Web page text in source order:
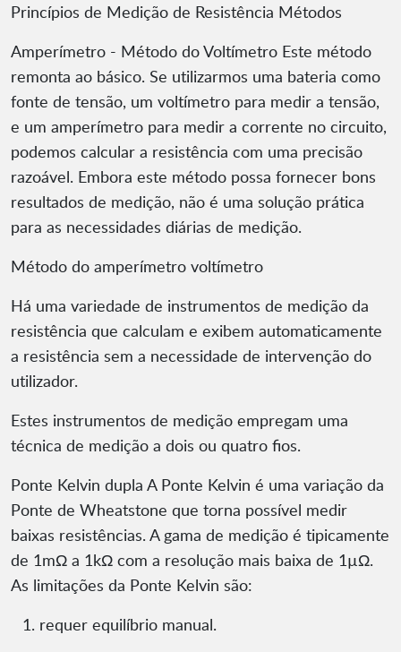
Princípios de Medição de Resistência Métodos
Amperímetro - Método do Voltímetro Este método
remonta ao básico. Se utilizarmos uma bateria como
fonte de tensão, um voltímetro para medir a tensão,
e um amperímetro para medir a corrente no circuito,
podemos calcular a resistência com uma precisão
razoável. Embora este método possa fornecer bons
resultados de medição, não é uma solução prática
para as necessidades diárias de medição.
Método do amperímetro voltímetro
Há uma variedade de instrumentos de medição da
resistência que calculam e exibem automaticamente
a resistência sem a necessidade de intervenção do
utilizador.
Estes instrumentos de medição empregam uma
técnica de medição a dois ou quatro fios.
Ponte Kelvin dupla A Ponte Kelvin é uma variação da
Ponte de Wheatstone que torna possível medir
baixas resistências. A gama de medição é tipicamente
de 1mΩ a 1kΩ com a resolução mais baixa de 1µΩ.
As limitações da Ponte Kelvin são:
requer equilíbrio manual.